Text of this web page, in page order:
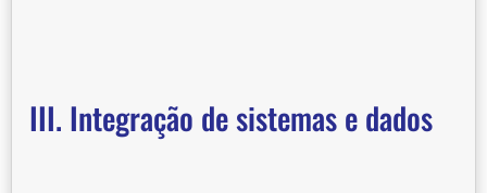
III. Integração de sistemas e dados